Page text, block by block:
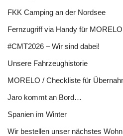
FKK Camping an der Nordsee
Fernzugriff via Handy für
#CMT2026 – Wir sind dabei!
Unsere Fahrzeughistorie
MORELO / Checkliste für
Jaro kommt an Bord…
Spanien im Winter
Wir bestellen unser nächstes